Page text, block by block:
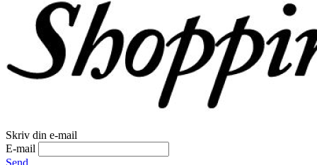
Skriv din e-mail
E-mail
Send